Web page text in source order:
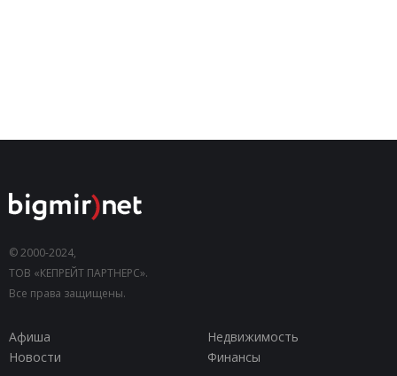
© 2000-2024,
ТОВ «КЕПРЕЙТ ПАРТНЕРС».
Все права защищены.
Афиша
Недвижимость
Новости
Финансы